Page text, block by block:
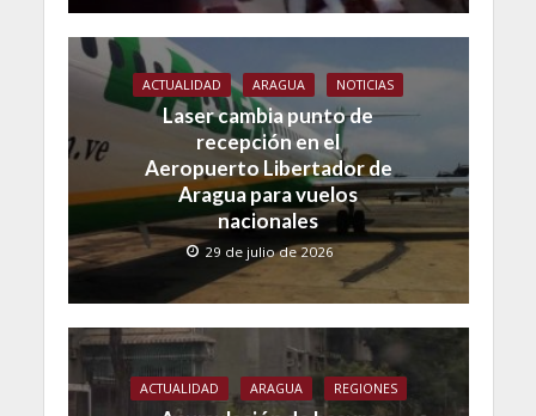
ACTUALIDAD ARAGUA NOTICIAS
Laser cambia punto de
recepción en el
Aeropuerto Libertador de
Aragua para vuelos
nacionales
29 de julio de 2026
ACTUALIDAD ARAGUA REGIONES